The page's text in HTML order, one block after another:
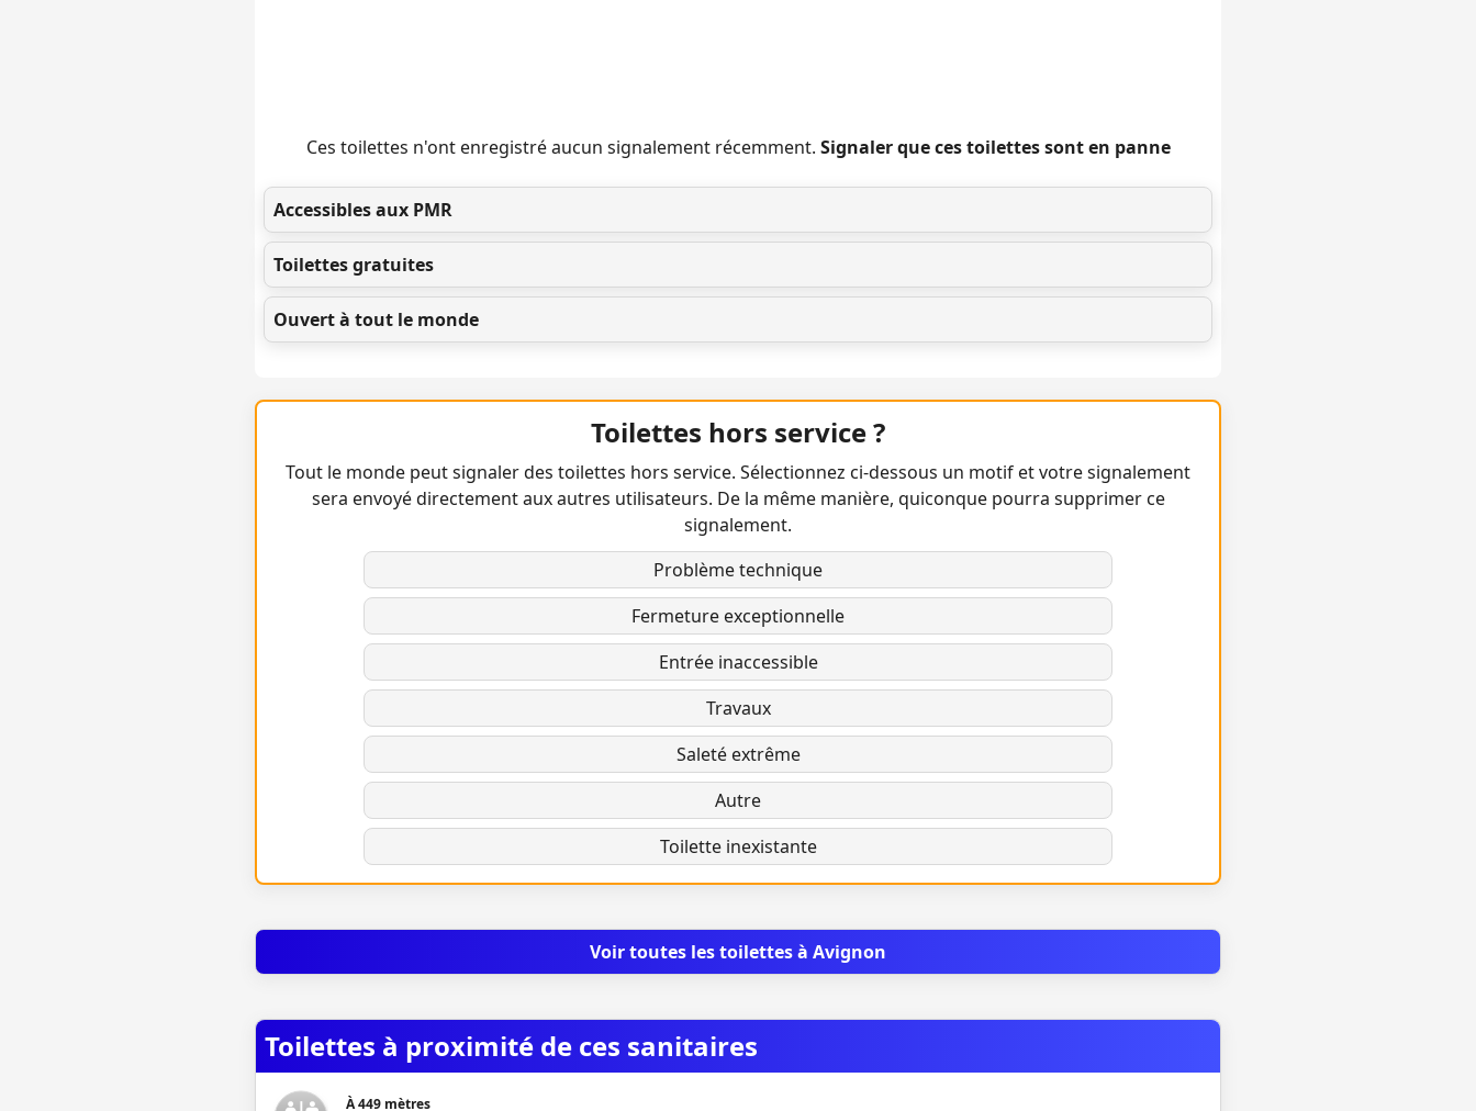
Ces toilettes n'ont enregistré aucun signalement récemment. Signaler que ces toilettes sont en panne
Accessibles aux PMR
Toilettes gratuites
Ouvert à tout le monde
Toilettes hors service ?
Tout le monde peut signaler des toilettes hors service. Sélectionnez ci-dessous un motif et votre signalement
sera envoyé directement aux autres utilisateurs. De la même manière, quiconque pourra supprimer ce
signalement.
Problème technique
Fermeture exceptionnelle
Entrée inaccessible
Travaux
Saleté extrême
Autre
Toilette inexistante
Voir toutes les toilettes à Avignon
Toilettes à proximité de ces sanitaires
À449 mètres